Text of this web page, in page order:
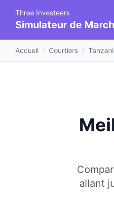
Three Investeers
Simulateur de
Accueil / Courtiers /
allant